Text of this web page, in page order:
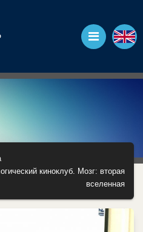
киноклуб. Мозг: вторая
вселенная